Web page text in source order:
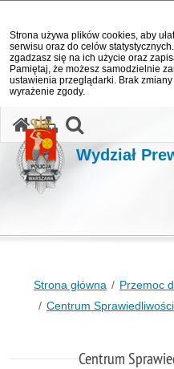
Strona używa plików cookies, aby
serwisu oraz do celów
zgadzasz się na ich użycie oraz
Pamiętaj, że możesz samodzielnie
ustawienia przeglądarki. Brak
wyrażenie zgody.
Wydział
Strona główna
Przemoc
Centrum
Centrum